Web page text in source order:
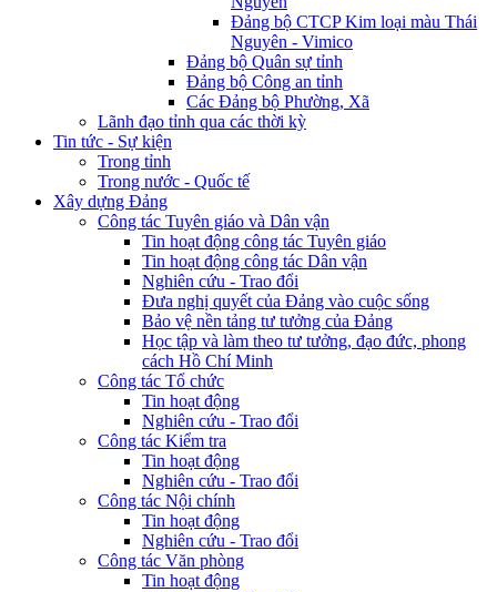
Đảng bộ CTCP Kim loại màu Thái
Nguyên - Vimico
Đảng bộ Quân sự tỉnh
Đảng bộ Công an tỉnh
Các Đảng bộ Phường, Xã
Lãnh đạo tỉnh qua các thời kỳ
Tin tức - Sự kiện
Trong tỉnh
Trong nước - Quốc tế
Xây dựng Đảng
Công tác Tuyên giáo và Dân vận
Tin hoạt động công tác Tuyên giáo
Tin hoạt động công tác Dân vận
Nghiên cứu - Trao đổi
Đưa nghị quyết của Đảng vào cuộc sống
Bảo vệ nền tảng tư tưởng của Đảng
Học tập và làm theo tư tưởng, đạo đức, phong
cách Hồ Chí Minh
Công tác Tổ chức
Tin hoạt động
Nghiên cứu - Trao đổi
Công tác Kiểm tra
Tin hoạt động
Nghiên cứu - Trao đổi
Công tác Nội chính
Tin hoạt động
Nghiên cứu - Trao đổi
Công tác Văn phòng
Tin hoạt động